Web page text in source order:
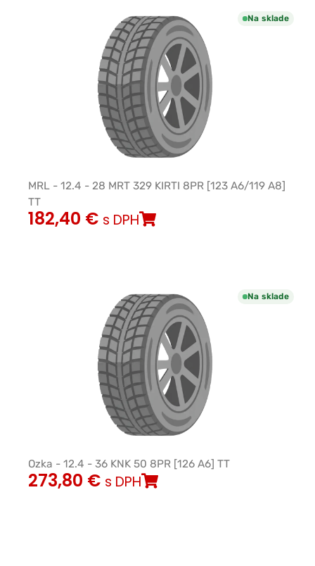
Na sklade
MRL - 12.4 - 28 MRT 329 KIRTI 8PR [123 A6/119 A8]
TT
182,40 € s DPH
Na sklade
Ozka - 12.4 - 36 KNK 50 8PR [126 A6] TT
273,80 € s DPH